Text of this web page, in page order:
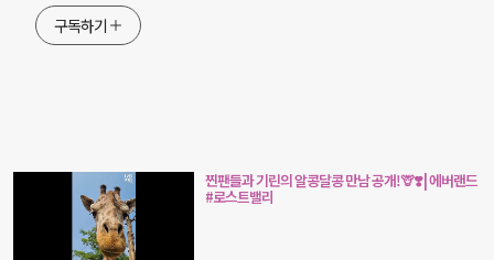
구독하기
찐팬들과 기린의 알콩달콩 만남 공개!🦒❣️ | 에버랜드
#로스트밸리